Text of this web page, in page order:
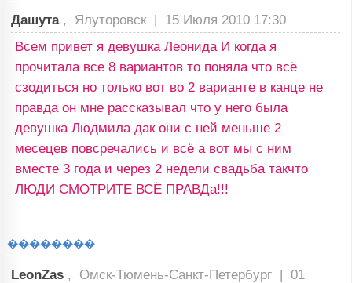
Дашута , Ялуторовск | 15 Июля 2010 17:30
Всем привет я девушка Леонида И когда я
прочитала все 8 вариантов то поняла что всё
сзодиться но только вот во 2 варианте в канце не
правда он мне рассказывал что у него была
девушка Людмила дак они с ней меньше 2
месецев повсречались и всё а вот мы с ним
вместе 3 года и через 2 недели свадьба такчто
ЛЮДИ СМОТРИТЕ ВСЁ ПРАВДа!!!
��������
LeonZas , Омск-Тюмень-Санкт-Петербург | 01